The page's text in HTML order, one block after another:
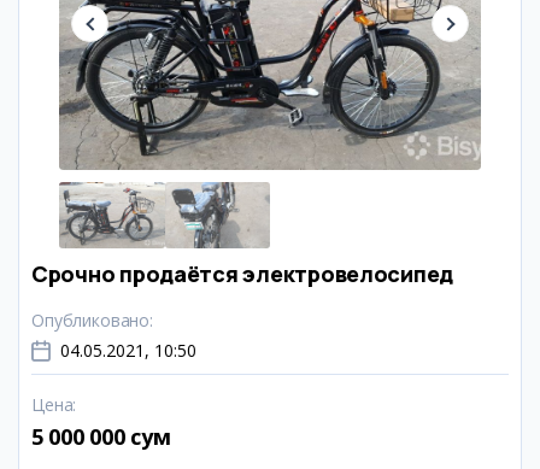
Срочно продаётся электровелосипед
Опубликовано:
04.05.2021, 10:50
Цена:
5 000 000 сум